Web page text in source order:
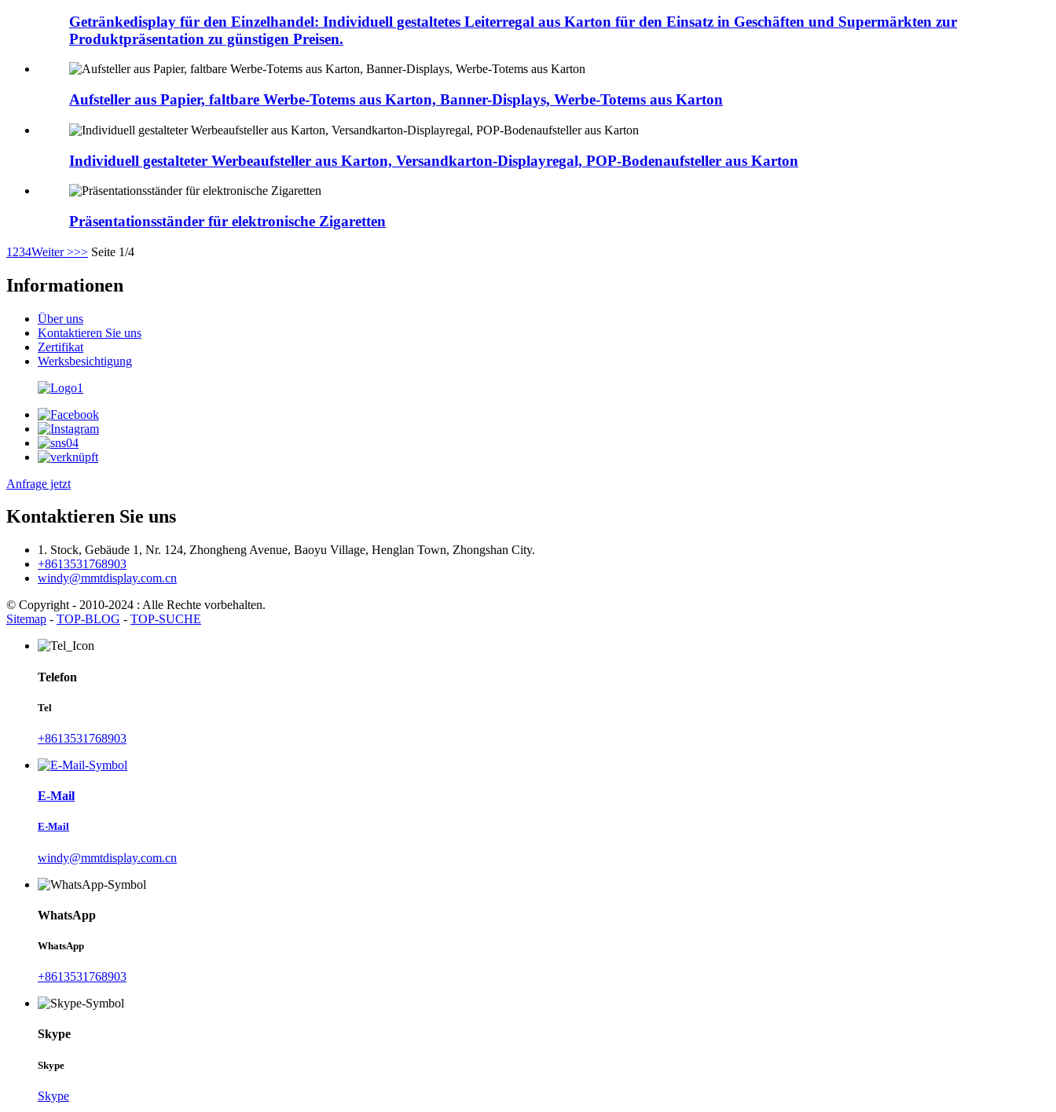
Getränkedisplay für den Einzelhandel: Individuell gestaltetes Leiterregal aus Karton für den Einsatz in Geschäften und Supermärkten zur
Produktpräsentation zu günstigen Preisen.
Aufsteller aus Papier, faltbare Werbe-Totems aus Karton, Banner-Displays, Werbe-Totems aus Karton
Individuell gestalteter Werbeaufsteller aus Karton, Versandkarton-Displayregal, POP-Bodenaufsteller aus Karton
Präsentationsständer für elektronische Zigaretten
1 234Weiter >>> Seite 1/4
Informationen
Über uns
Kontaktieren Sie uns
Zertifikat
Werksbesichtigung
Anfrage jetzt
Kontaktieren Sie uns
1. Stock, Gebäude 1, Nr. 124, Zhongheng Avenue, Baoyu Village, Henglan Town, Zhongshan City.
+8613531768903
windy@mmtdisplay.com.cn
© Copyright - 2010-2024 : Alle Rechte vorbehalten.
Sitemap - TOP-BLOG - TOP-SUCHE
Telefon
Tel
+8613531768903
E-Mail
E-Mail
windy@mmtdisplay.com.cn
WhatsApp
WhatsApp
+8613531768903
Skype
Skype
Skype